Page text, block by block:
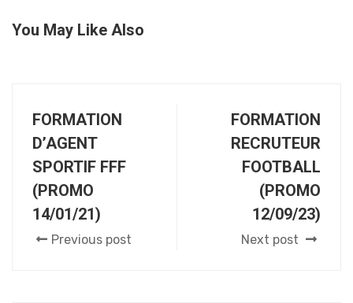
template (promo 14/01)
6 – Les types
You May Like Also
FORMATION
D’AGENT
SPORTIF FFF
(PROMO
14/01/21)
Previous post
FORMATION
RECRUTEUR
FOOTBALL
(PROMO
12/09/23)
Next post